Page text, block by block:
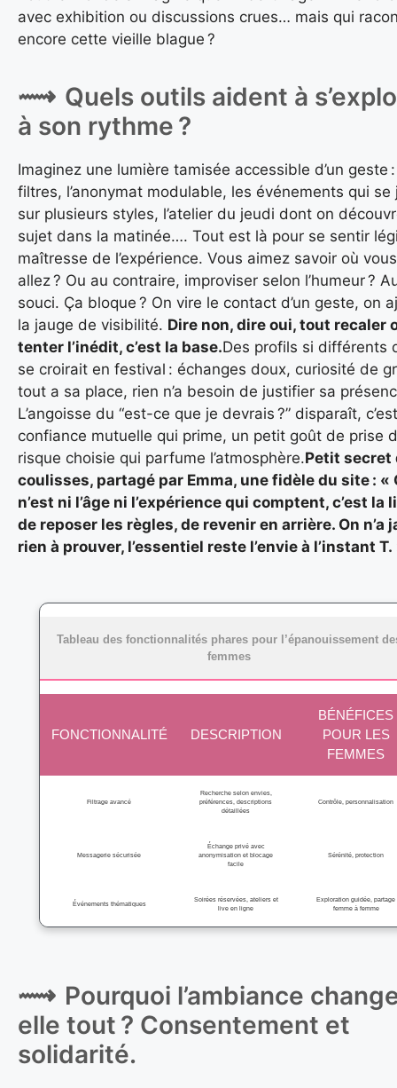
avec exhibition ou discussions crues… mais qui
encore cette vieille blague ?
Quels outils aident à
à son rythme ?
Imaginez une lumière tamisée accessible d’un geste
filtres, l’anonymat modulable, les événements qui se
sur plusieurs styles, l’atelier du jeudi dont on
sujet dans la matinée…. Tout est là pour se sentir
maîtresse de l’expérience. Vous aimez savoir où vous
allez ? Ou au contraire, improviser selon l’humeur ?
souci. Ça bloque ? On vire le contact d’un geste, on
la jauge de visibilité. Dire non, dire oui, tout recaler
tenter l’inédit, c’est la base.Des profils si différents
se croirait en festival : échanges doux, curiosité de
tout a sa place, rien n’a besoin de justifier sa
L’angoisse du “est-ce que je devrais ?” disparaît,
confiance mutuelle qui prime, un petit goût de prise
risque choisie qui parfume l’atmosphère.Petit secret
coulisses, partagé par Emma, une fidèle du site : «
n’est ni l’âge ni l’expérience qui comptent, c’est la
de reposer les règles, de revenir en arrière. On n’a
rien à prouver, l’essentiel reste l’envie à l’instant T.
Tableau des fonctionnalités phares pour l’épanouissement
femmes
FONCTIONNALITÉ DESCRIPTION
BÉNÉFICES
POUR LES
FEMMES
Filtrage avancé
Recherche selon envies,
préférences, descriptions
détaillées
Contrôle, personnalisation
Messagerie sécurisée
Échange privé avec
anonymisation et blocage
facile
Sérénité, protection
Événements thématiques
Soirées réservées, ateliers et
live en ligne
Exploration guidée, partage
femme à femme
Pourquoi l’ambiance
elle tout ? Consentement et
solidarité.